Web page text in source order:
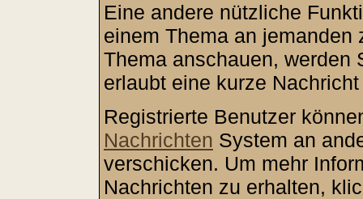
Eine andere nützliche
einem Thema an
Thema anschauen, werden
erlaubt eine kurze
Registrierte Benutzer
Nachrichten System an
verschicken. Um mehr
Nachrichten zu erhalten,